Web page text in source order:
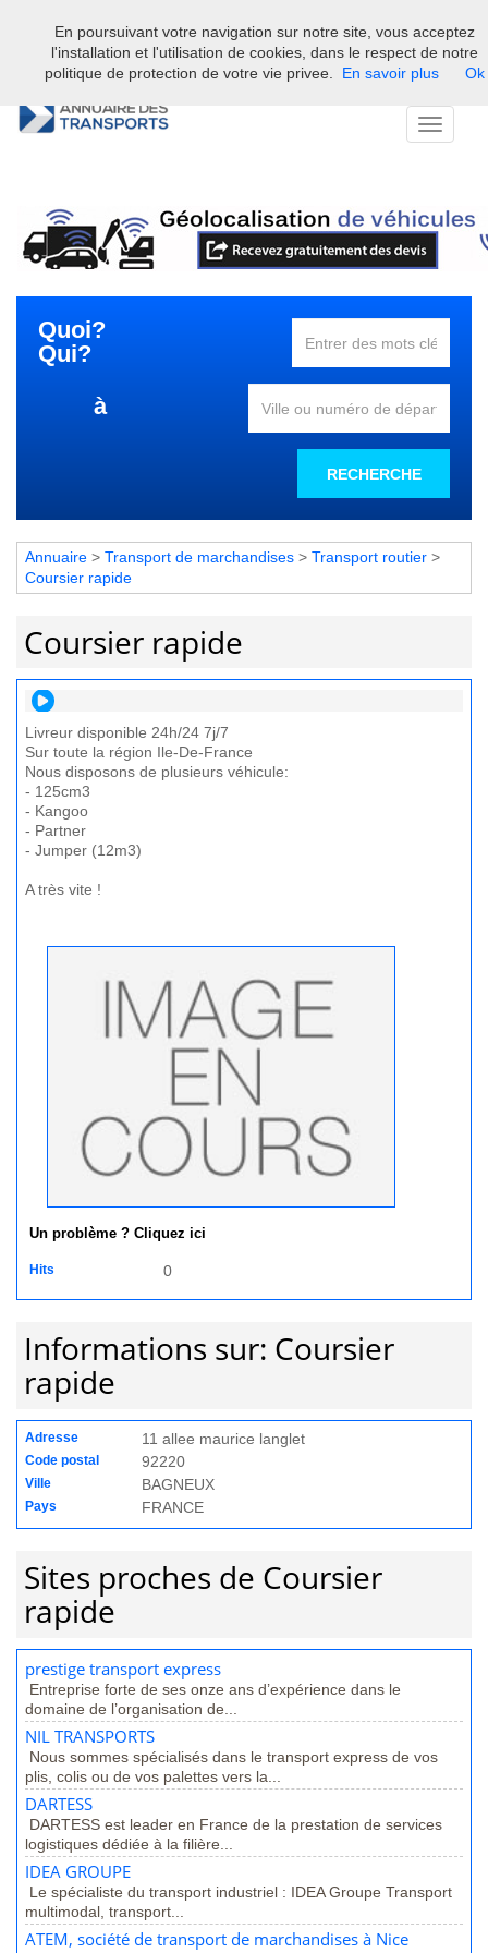
Bienvenue sur l'annuaire professionnel du transport et de la la
logistique en France.
Toggle
Quoi?
Qui?
à
RECHERCHE
Annuaire > Transport de marchandises > Transport routier >
Coursier rapide
Coursier rapide
Livreur disponible 24h/24 7j/7
Sur toute la région Ile-De-France
Nous disposons de plusieurs véhicule:
- 125cm3
- Kangoo
- Partner
- Jumper (12m3)
A très vite !
Un problème ? Cliquez ici
Hits 0
Informations sur: Coursier
rapide
Adresse 11 allee maurice langlet
Code postal 92220
Ville BAGNEUX
Pays FRANCE
Sites proches de Coursier
rapide
prestige transport express
Entreprise forte de ses onze ans d’expérience dans le
domaine de l’organisation de...
NIL TRANSPORTS
Nous sommes spécialisés dans le transport express de vos
plis, colis ou de vos palettes vers la...
DARTESS
DARTESS est leader en France de la prestation de services
logistiques dédiée à la filière...
IDEA GROUPE
Le spécialiste du transport industriel : IDEA Groupe Transport
multimodal, transport...
ATEM, société de transport de marchandises à Nice
En poursuivant votre navigation sur notre site, vous acceptez
l'installation et l'utilisation de cookies, dans le respect de notre
politique de protection de votre vie privee.
En savoir plus Ok